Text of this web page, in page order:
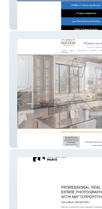
1 Umbrella Funding
Nulook cabinet